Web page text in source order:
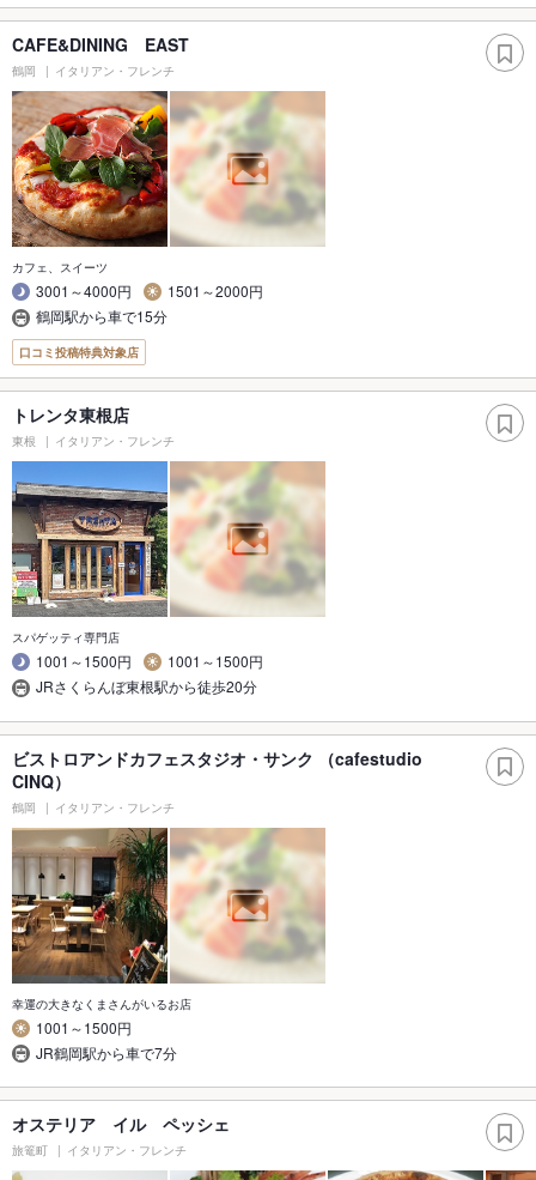
CAFE&DINING EAST
鶴岡 イタリアン・フレンチ
カフェ、スイーツ
3001～4000円
1501～2000円
鶴岡駅から車で15分
口コミ投稿特典対象店
トレンタ東根店
東根 イタリアン・フレンチ
スパゲッティ専門店
1001～1500円
1001～1500円
JRさくらんぼ東根駅から徒歩20分
ビストロアンドカフェスタジオ・サンク （cafestudio
CINQ）
鶴岡 イタリアン・フレンチ
幸運の大きなくまさんがいるお店
1001～1500円
JR鶴岡駅から車で7分
オステリア イル ペッシェ
旅篭町 イタリアン・フレンチ